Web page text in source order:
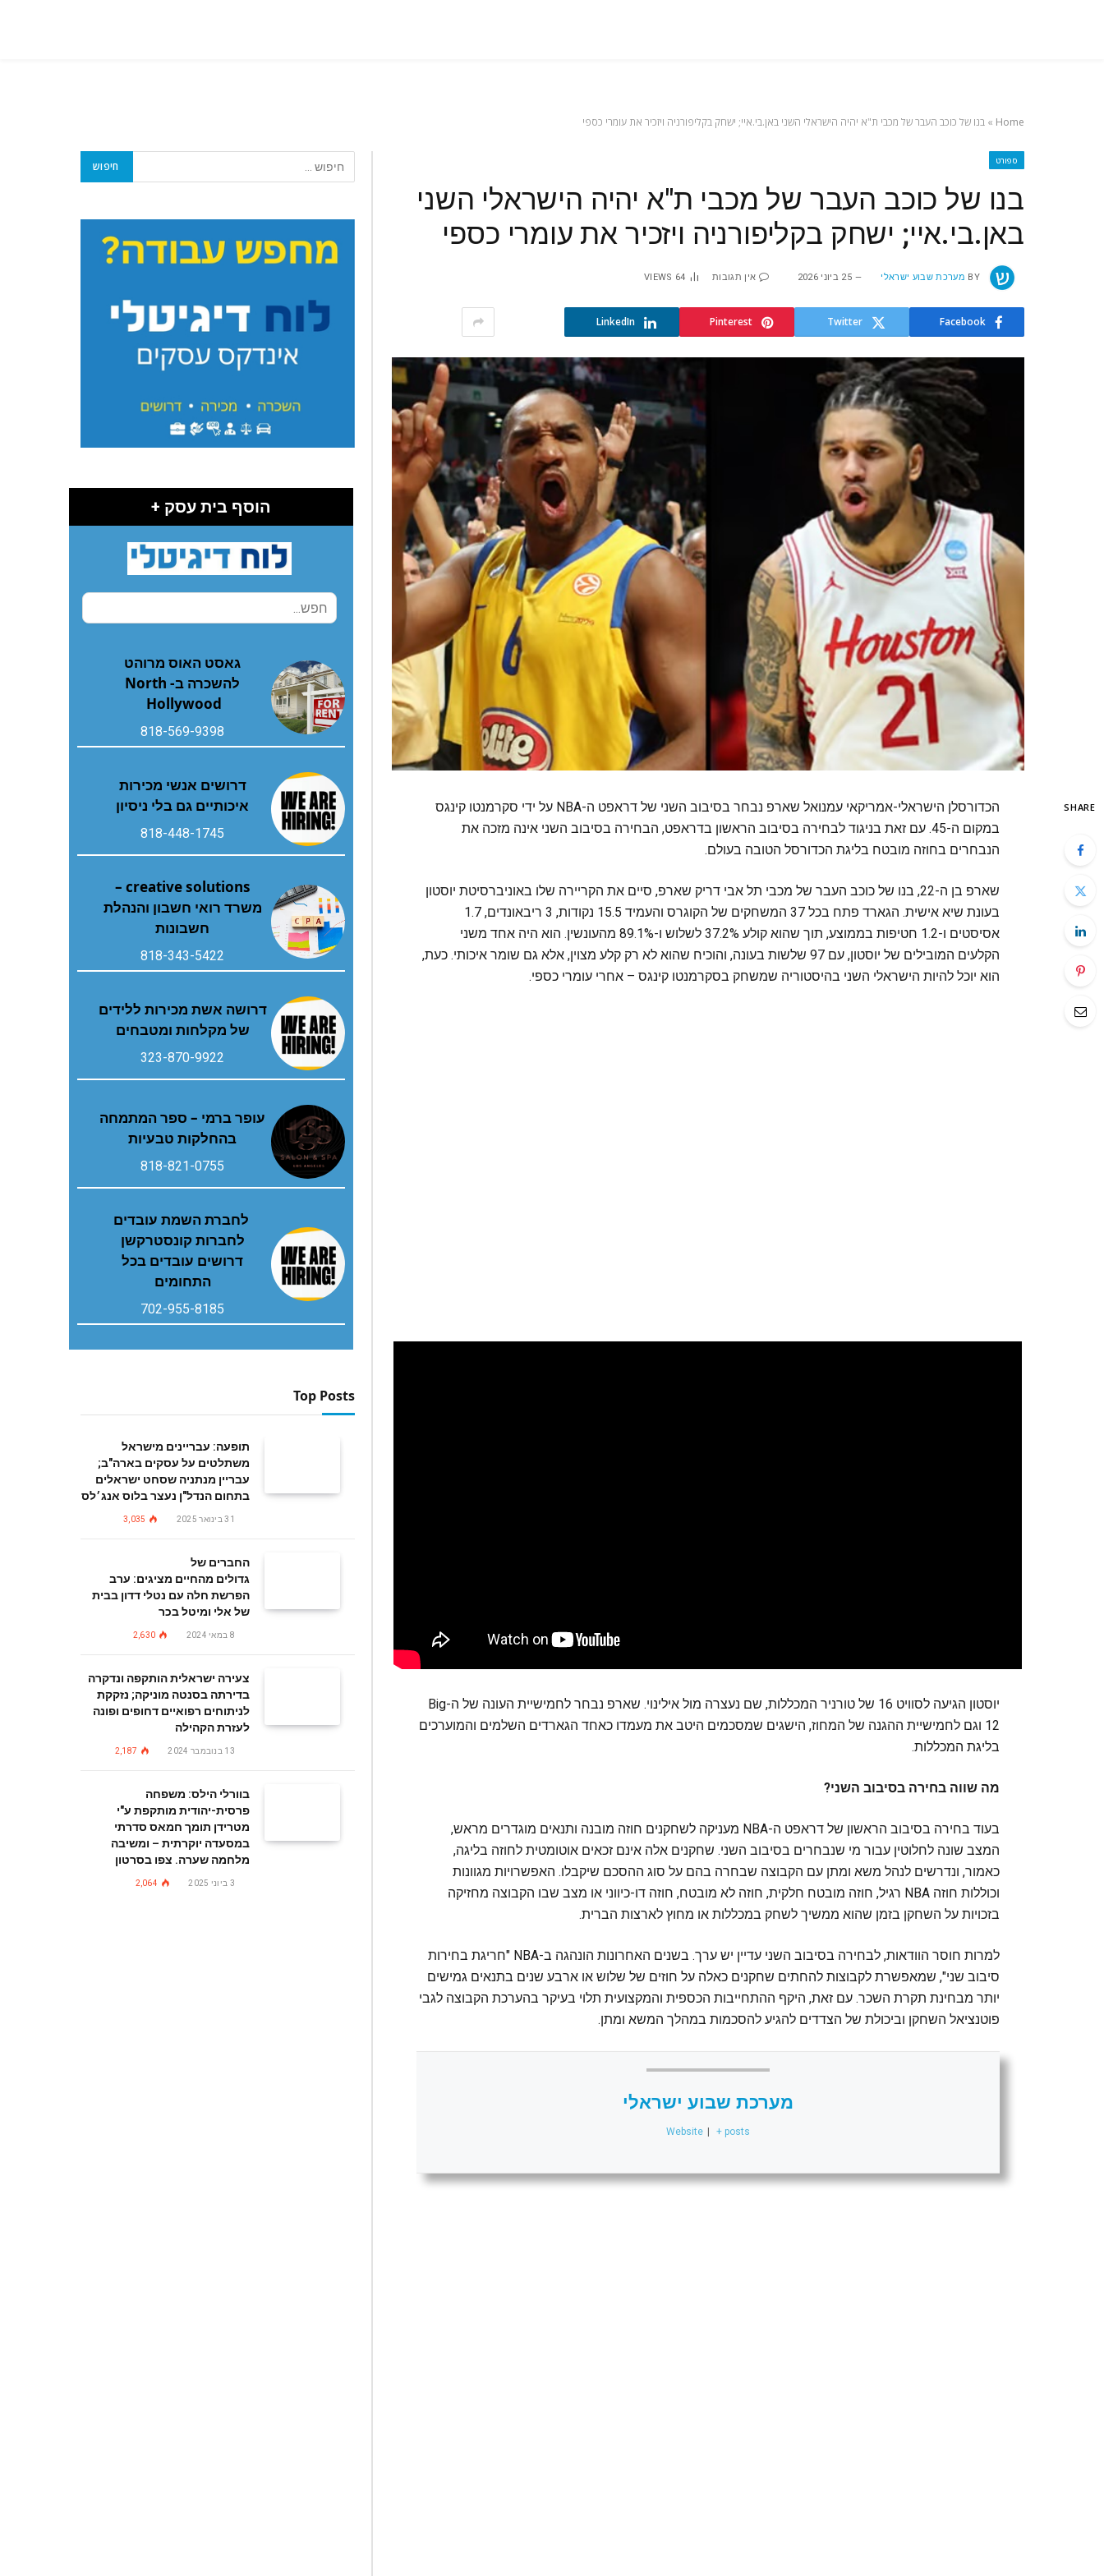
Home
» בנו של כוכב העבר של מכבי ת"א יהיה הישראלי השני באן.בי.איי; ישחק בקליפורניה ויזכיר את עומרי כספי
ספורט
בנו של כוכב העבר של מכבי ת"א יהיה הישראלי השני
באן.בי.איי; ישחק בקליפורניה ויזכיר את עומרי כספי
BY מערכת שבוע ישראלי 25 ביוני 2026 אין תגובות 64
VIEWS
Facebook
Twitter
Pinterest
LinkedIn
SHARE
הכדורסלן הישראלי-אמריקאי עמנואל שארפ נבחר בסיבוב השני של דראפט ה-NBA על ידי סקרמנטו קינגס
במקום ה-45. עם זאת בניגוד לבחירה בסיבוב הראשון בדראפט, הבחירה בסיבוב השני אינה מזכה את
הנבחרים בחוזה מובטח בליגת הכדורסל הטובה בעולם.
שארפ בן ה-22, בנו של כוכב העבר של מכבי תל אבי דריק שארפ, סיים את הקריירה שלו באוניברסיטת יוסטון
בעונת שיא אישית. הגארד פתח בכל 37 המשחקים של הקוגרס והעמיד 15.5 נקודות, 3 ריבאונדים, 1.7
אסיסטים ו-1.2 חטיפות בממוצע, תוך שהוא קולע 37.2% לשלוש ו-89.1% מהעונשין. הוא היה אחד משני
הקלעים המובילים של יוסטון, עם 97 שלשות בעונה, והוכיח שהוא לא רק קלע מצוין, אלא גם שומר איכותי. כעת,
הוא יוכל להיות הישראלי השני בהיסטוריה שמשחק בסקרמנטו קינגס – אחרי עומרי כספי.
יוסטון הגיעה לסוויט 16 של טורניר המכללות, שם נעצרה מול אילינוי. שארפ נבחר לחמישיית העונה של ה-Big
12 וגם לחמישיית ההגנה של המחוז, הישגים שמסכמים היטב את מעמדו כאחד הגארדים השלמים והמוערכים
בליגת המכללות.
מה שווה בחירה בסיבוב השני?
בעוד בחירה בסיבוב הראשון של דראפט ה-NBA מעניקה לשחקנים חוזה מובנה ותנאים מוגדרים מראש,
המצב שונה לחלוטין עבור מי שנבחרים בסיבוב השני. שחקנים אלה אינם זכאים אוטומטית לחוזה בליגה,
כאמור, ונדרשים לנהל משא ומתן עם הקבוצה שבחרה בהם על סוג ההסכם שיקבלו. האפשרויות מגוונות
וכוללות חוזה NBA רגיל, חוזה מובטח חלקית, חוזה לא מובטח, חוזה דו-כיווני או מצב שבו הקבוצה מחזיקה
בזכויות על השחקן בזמן שהוא ממשיך לשחק במכללות או מחוץ לארצות הברית.
למרות חוסר הוודאות, לבחירה בסיבוב השני עדיין יש ערך. בשנים האחרונות הונהגה ב-NBA "חריגת בחירות
סיבוב שני", שמאפשרת לקבוצות להחתים שחקנים כאלה על חוזים של שלוש או ארבע שנים בתנאים גמישים
יותר מבחינת תקרת השכר. עם זאת, היקף ההתחייבות הכספית והמקצועית תלוי בעיקר בהערכת הקבוצה לגבי
פוטנציאל השחקן וביכולת של הצדדים להגיע להסכמות במהלך המשא ומתן.
מערכת שבוע ישראלי
Website | + posts
הוסף בית עסק +
גאסט האוס מרוהט
להשכרה ב- North
Hollywood
818-569-9398
דרושים אנשי מכירות
איכותיים גם בלי ניסיון
818-448-1745
creative solutions –
משרד רואי חשבון והנהלת
חשבונות
818-343-5422
דרושה אשת מכירות ללידים
של מקלחות ומטבחים
323-870-9922
עופר ברמי – ספר המתמחה
בהחלקות טבעיות
818-821-0755
לחברת השמת עובדים
לחברות קונסטרקשן
דרושים עובדים בכל
התחומים
702-955-8185
Top Posts
תופעה: עבריינים מישראל
משתלטים על עסקים בארה"ב;
עבריין מנתניה שסחט ישראלים
בתחום הנדל"ן נעצר בלוס אנג׳לס
31 בינואר 2025 3,035
החברים של
גדולים מהחיים מציגים: ערב
הפרשת חלה עם נטלי דדון בבית
של אלי ומיטל בכר
8 במאי 2024 2,630
צעירה ישראלית הותקפה ונדקרה
בדירתה בסנטה מוניקה; נזקקת
לניתוחים רפואיים דחופים ופונה
לעזרת הקהילה
13 בנובמבר 2024 2,187
בוורלי הילס: משפחה
פרסית-יהודית מותקפת ע"י
מטרידן תומך חמאס סדרתי
במסעדה יוקרתית – ומשיבה
מלחמה שערה. צפו בסרטון
3 ביוני 2025 2,064